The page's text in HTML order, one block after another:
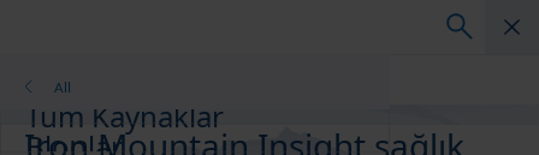
Tüm Kaynaklar
Bloglar
All
Whitepaper
Iron Mountain Insight sağlık